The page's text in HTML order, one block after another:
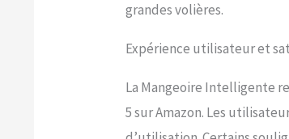
grandes volières.
Expérience utilisateur et
La Mangeoire Intelligente
5 sur Amazon. Les